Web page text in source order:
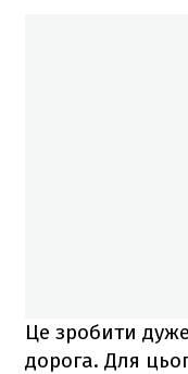
Це зробити
дорога. Для